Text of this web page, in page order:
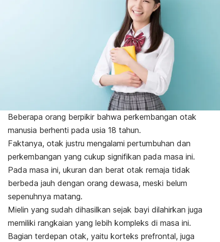
Beberapa orang berpikir bahwa perkembangan otak
manusia berhenti pada usia 18 tahun.
Faktanya, otak justru mengalami pertumbuhan dan
perkembangan yang cukup signifikan pada masa ini.
Pada masa ini, ukuran dan berat otak remaja tidak
berbeda jauh dengan orang dewasa, meski belum
sepenuhnya matang.
Mielin yang sudah dihasilkan sejak bayi dilahirkan juga
memiliki rangkaian yang lebih kompleks di masa ini.
Bagian terdepan otak, yaitu korteks prefrontal, juga